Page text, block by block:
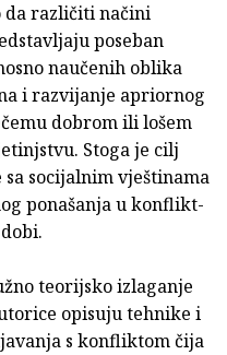
da različiti načini
poseban
naučenih oblika
i razvijanje apriornog
dobrom ili lošem
Sto­ga je cilj
socijalnim vještina­ma
ponašanja u konflikt­
teorijsko izlaganje
opisuju tehnike i
s konfliktom čija